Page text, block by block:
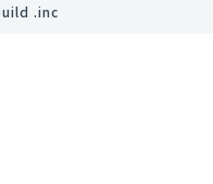
.inc